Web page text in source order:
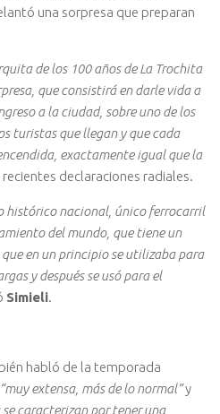
una sorpresa que preparan
de los 100 años de La Trochita
que consistirá en darle vida a
a la ciudad, sobre uno de los
turistas que llegan y que cada
exactamente igual que la
declaraciones radiales.
histórico nacional, único ferrocarril
del mundo, que tiene un
en un principio se utilizaba para
y después se usó para el
Simieli.
habló de la temporada
“muy extensa, más de lo normal”y
se caracterizan por tener una